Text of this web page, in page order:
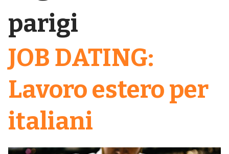
parigi
JOB DATING:
Lavoro estero per
italiani